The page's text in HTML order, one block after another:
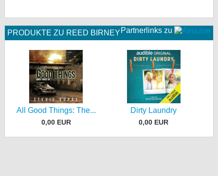
Partnerlinks zu
PRODUKTE ZU REED BIRNEY
All Good Things: The...
0,00 EUR
Dirty Laundry
0,00 EUR